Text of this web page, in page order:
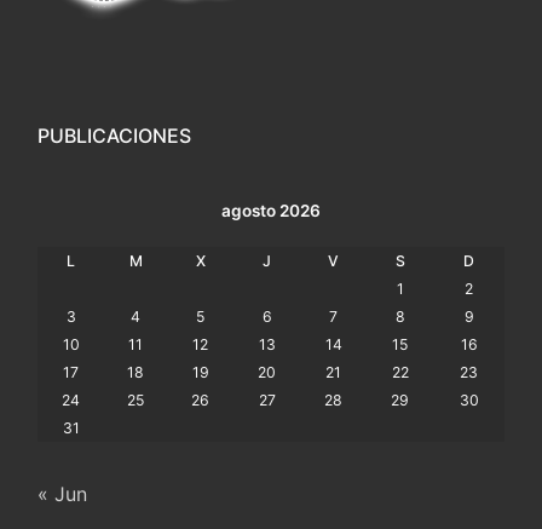
PUBLICACIONES
agosto 2026
L M X J V S
D
1
2
3
4 5 6 7 8
9
10
11 12 13 14 15
16
17
18 19 20 21 22
23
24
25 26 27 28 29
30
31
« Jun